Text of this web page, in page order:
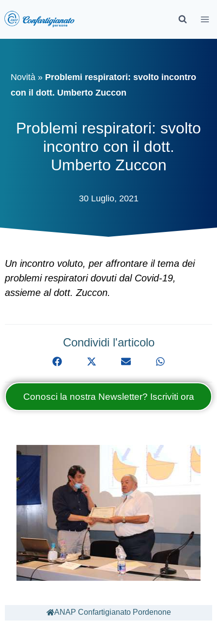
Novità » Problemi respiratori: svolto incontro
con il dott. Umberto Zuccon
Problemi respiratori: svolto
incontro con il dott.
Umberto Zuccon
30 Luglio, 2021
Un incontro voluto, per affrontare il tema dei
problemi respiratori dovuti dal Covid-19,
assieme al dott. Zuccon.
Condividi l'articolo
Conosci la nostra Newsletter? Iscriviti ora
ANAP Confartigianato Pordenone